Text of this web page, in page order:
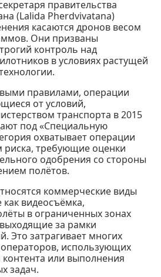
правительства
(Lalida Pherdvivatana)
касаются дронов весом
Они призваны
контроль над
в условиях растущей
правилами, операции
от условий,
транспорта в 2015
под «Специальную
охватывает операции
риска, требующие оценки
одобрения со стороны
полётов.
коммерческие виды
как видеосъёмка,
в ограниченных зонах
за рамки
Это затрагивает многих
использующих
или выполнения
задач.